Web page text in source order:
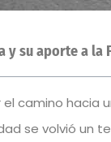
y su aporte a la
camino hacia
se volvió un